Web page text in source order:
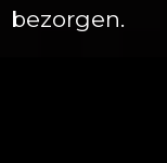
bezorgen.